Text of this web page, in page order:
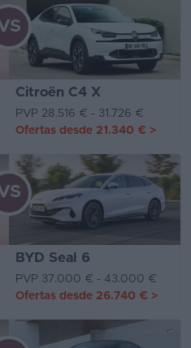
Citroën C4 X
PVP 28.516 € - 31.726 €
Ofertas desde 21.340 € >
BYD Seal 6
PVP 37.000 € - 43.000 €
Ofertas desde 26.740 € >